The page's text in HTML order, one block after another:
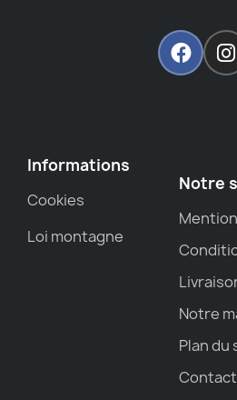
Informations
Cookies
Loi montagne
Notre
Notre
Plan du